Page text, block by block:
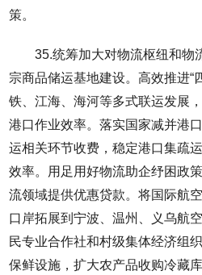
策。
35.统筹加大对物流枢纽和物
宗商品储运基地建设。高效推进“
铁、江海、海河等多式联运发展
港口作业效率。落实国家减并港
运相关环节收费，稳定港口集疏
效率。用足用好物流助企纾困政
流领域提供优惠贷款。将国际航
口岸拓展到宁波、温州、义乌航
民专业合作社和村级集体经济组
保鲜设施，扩大农产品收购冷藏